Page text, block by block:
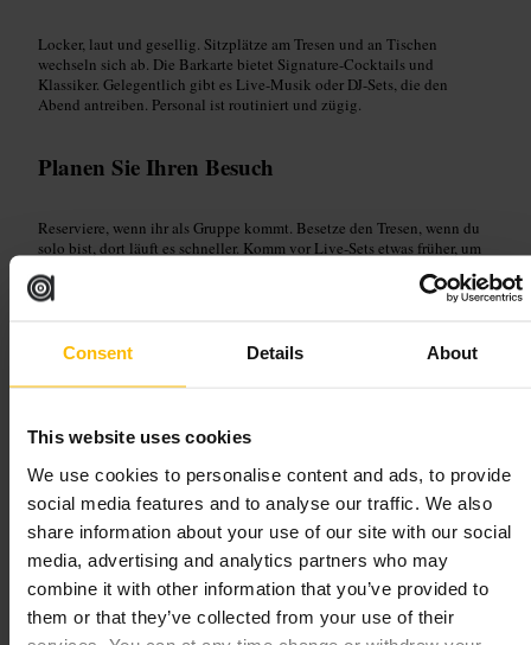
Consent Details About
This website uses cookies
We use cookies to personalise content and ads, to provide
social media features and to analyse our traffic. We also
share information about your use of our site with our social
media, advertising and analytics partners who may
combine it with other information that you’ve provided to
them or that they’ve collected from your use of their
Locker, laut und gesellig. Sitzplätze am Tresen und an Tischen
wechseln sich ab. Die Barkarte bietet Signature-Cocktails und
Klassiker. Gelegentlich gibt es Live-Musik oder DJ-Sets, die den
Abend antreiben. Personal ist routiniert und zügig.
Planen Sie Ihren Besuch
Reserviere, wenn ihr als Gruppe kommt. Besetze den Tresen, wenn du
solo bist, dort läuft es schneller. Komm vor Live-Sets etwas früher, um
zwanglos.
411 St John St, London EC1V 4AB, UK
(Monopoly Lifesized) - Tottenham
Court Road
Essen und Trinken•Restaurant
4,4
Bild /VenueScanner